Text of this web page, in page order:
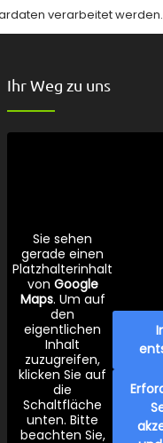
verarbeitet werden.
Ihr Weg zu uns
Sie sehen
gerade einen
Platzhalterinhalt
von Google
Maps. Um auf
den
eigentlichen
Inhalt
zuzugreifen,
klicken Sie auf
die
Schaltfläche
unten. Bitte
beachten Sie,